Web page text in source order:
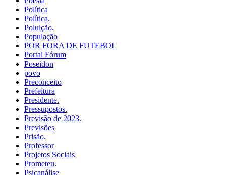
Política
Política.
Poluição.
População
POR FORA DE FUTEBOL
Portal Fórum
Poseidon
povo
Preconceito
Prefeitura
Presidente.
Pressupostos.
Previsão de 2023.
Previsões
Prisão.
Professor
Projetos Sociais
Prometeu.
Psicanálise